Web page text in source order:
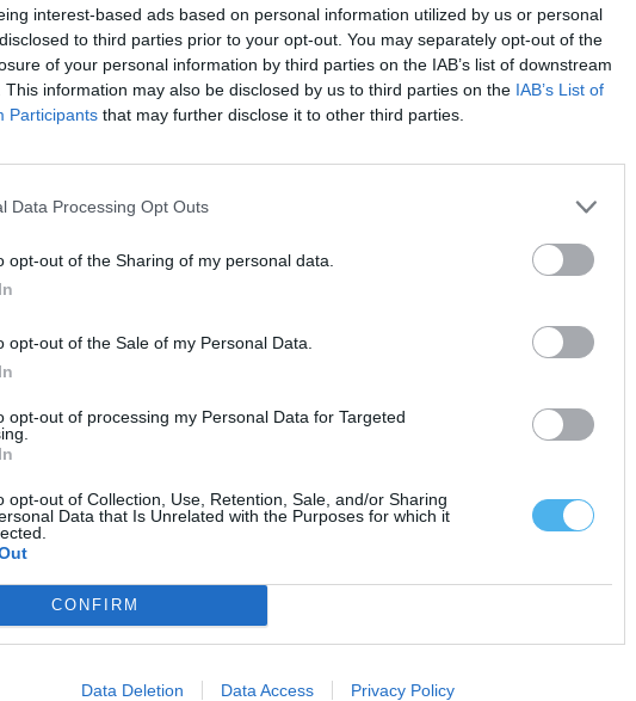
interest-based ads based on personal information utilized by us or personal
to third parties prior to your opt-out. You may separately opt-out of the
of your personal information by third parties on the IAB’s list of downstream
This information may also be disclosed by us to third parties on the IAB’s List of
Participants that may further disclose it to other third parties.
Data Processing Opt Outs
opt-out of the Sharing of my personal data.
opt-out of the Sale of my Personal Data.
opt-out of processing my Personal Data for Targeted
opt-out of Collection, Use, Retention, Sale, and/or Sharing
Data that Is Unrelated with the Purposes for which it
CONFIRM
Data Deletion Data Access Privacy Policy
no Pavilhão Multiusos.
o convívio e a proximidade entre os
para garantir a organização dos almoços